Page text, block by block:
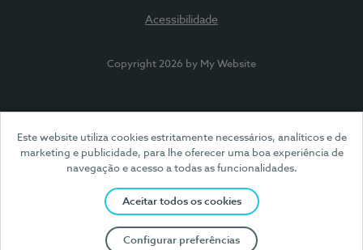
Este website utiliza cookies estritamente necessários, analíticos e de
marketing e publicidade, para lhe oferecer uma boa experiência de
navegação e acesso a todas as funcionalidades.
Aceitar todos os cookies
Configurar preferências
Acessibilidade
Copyright 2026 by My Website